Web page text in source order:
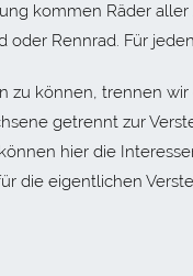
kommen Räder
oder Rennrad. Für
zu können, trennen
getrennt zur
hier die
die eigentlichen